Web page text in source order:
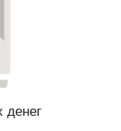
денег